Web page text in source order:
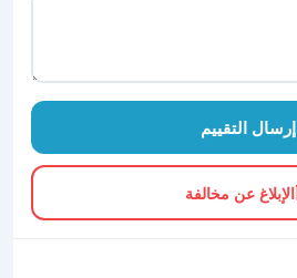
إرسال التقييم
الإبلاغ عن مخالفة